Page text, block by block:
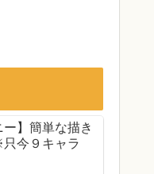
ー】簡単な描き
今９キャラ